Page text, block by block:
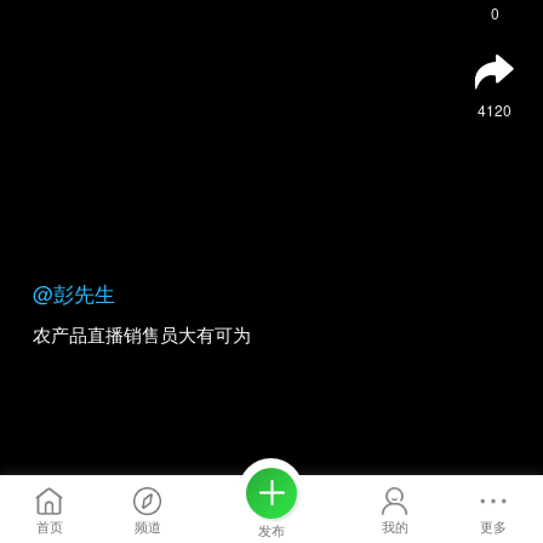
@彭先生
农产品直播销售员大有可为
0
4120
首页 频道 发布 我的 更多